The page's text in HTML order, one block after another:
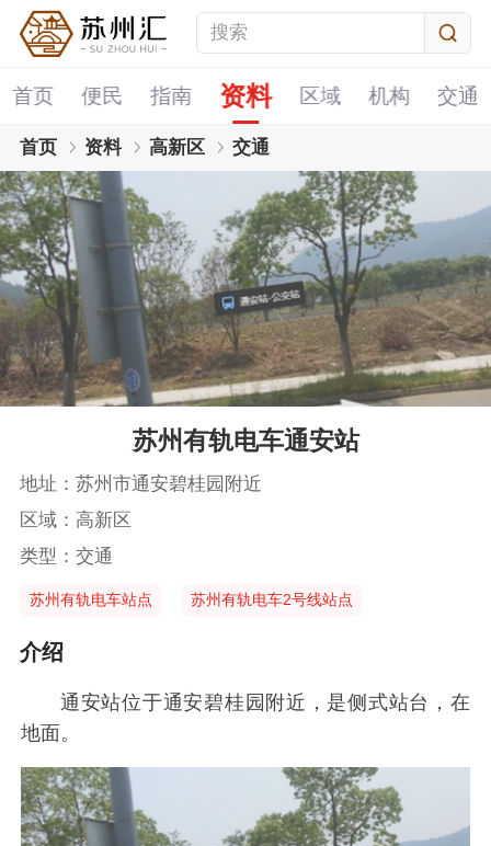
首页 便民 指南 资料 区域 机构 交通
首页 资料 高新区 交通
苏州有轨电车通安站
地址：苏州市通安碧桂园附近
区域：高新区
类型：交通
苏州有轨电车站点 苏州有轨电车2号线站点
介绍
通安站位于通安碧桂园附近，是侧式站台，在
地面。